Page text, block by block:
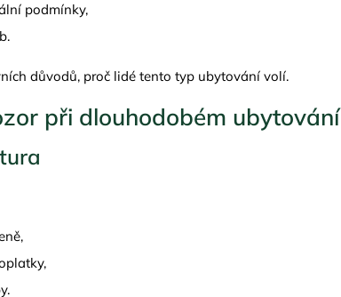
podmínky,
důvodů, proč lidé tento typ ubytování volí.
při dlouhodobém ubytování